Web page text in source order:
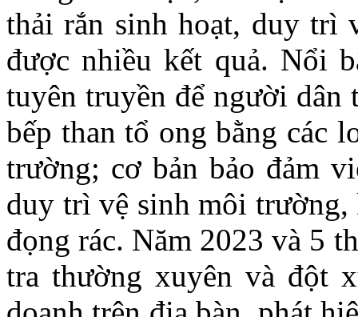
thải rắn sinh hoạt, duy trì
được nhiều kết quả. Nổi
tuyên truyền để người
bếp than tổ ong bằng các
trường; cơ bản bảo đảm
duy trì vệ sinh môi
đọng rác. Năm 2023 và 5
tra thường xuyên và đột